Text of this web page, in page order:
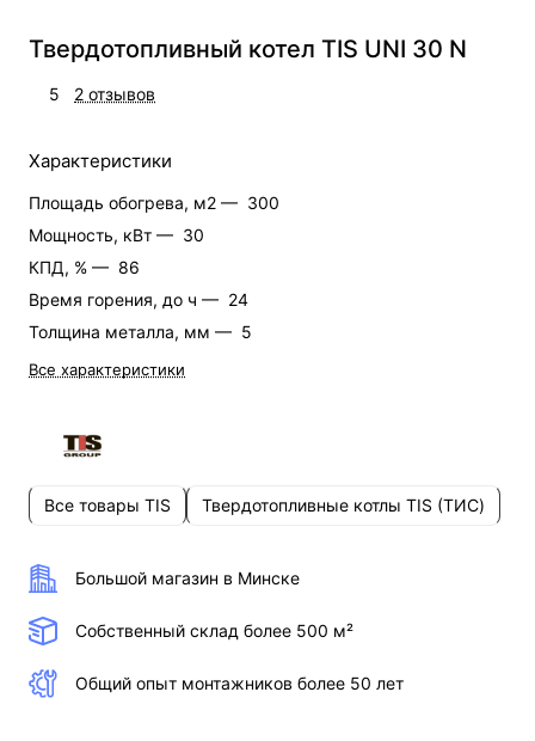
Твердотопливный котел TIS UNI 30 N
5 2 отзывов
Характеристики
Площадь обогрева, м2 — 300
Мощность, кВт — 30
КПД, % — 86
Время горения, до ч — 24
Толщина металла, мм — 5
Все характеристики
Все товары TIS Твердотопливные котлы TIS (ТИС)
Большой магазин в Минске
Собственный склад более 500 м²
Общий опыт монтажников более 50 лет